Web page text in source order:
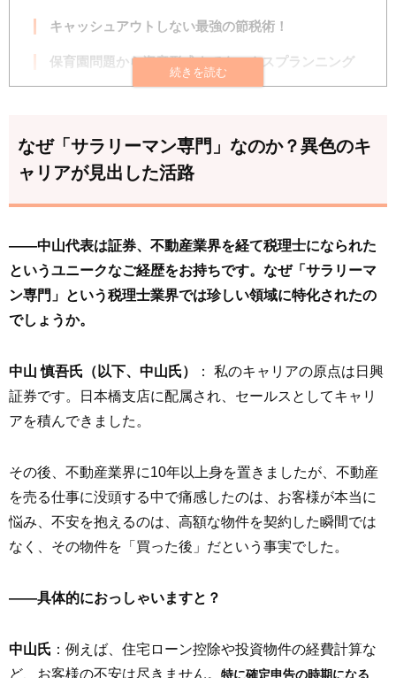
キャッシュアウトしない最強の節税術！
保育園問題から資産形成までタックスプランニング
「税を知る」ことがあなたの未来と社会を変える
なぜ「サラリーマン専門」なのか？異色のキ
ャリアが見出した活路
――中山代表は証券、不動産業界を経て税理士になられた
というユニークなご経歴をお持ちです。なぜ「サラリーマ
ン専門」という税理士業界では珍しい領域に特化されたの
でしょうか。
中山 慎吾氏（以下、中山氏）
： 私のキャリアの原点は日興
証券です。日本橋支店に配属され、セールスとしてキャリ
アを積んできました。
その後、不動産業界に10年以上身を置きましたが、不動産
を売る仕事に没頭する中で痛感したのは、お客様が本当に
悩み、不安を抱えるのは、高額な物件を契約した瞬間では
なく、その物件を「買った後」だという事実でした。
――具体的におっしゃいますと？
中山氏 ：例えば、住宅ローン控除や投資物件の経費計算な
ど、お客様の不安は尽きません。 特に確定申告の時期になる